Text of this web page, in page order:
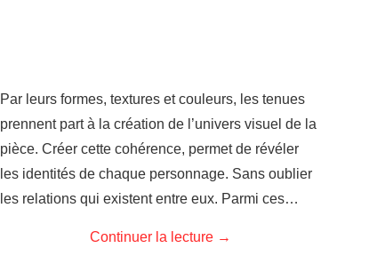
Par leurs formes, textures et couleurs, les tenues
prennent part à la création de l’univers visuel de la
pièce. Créer cette cohérence, permet de révéler
les identités de chaque personnage. Sans oublier
les relations qui existent entre eux. Parmi ces…
Continuer la lecture →